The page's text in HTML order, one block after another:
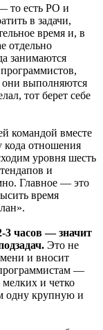
то есть PO и
в задачи,
время и, в
отдельно
занимаются
они выполняются
тот берет себе
командой вместе
кода отношения
уровня шесть
и
Главное — это
время
3 часов — значит
Это не
и вносит
программистам —
и четко
одну крупную и